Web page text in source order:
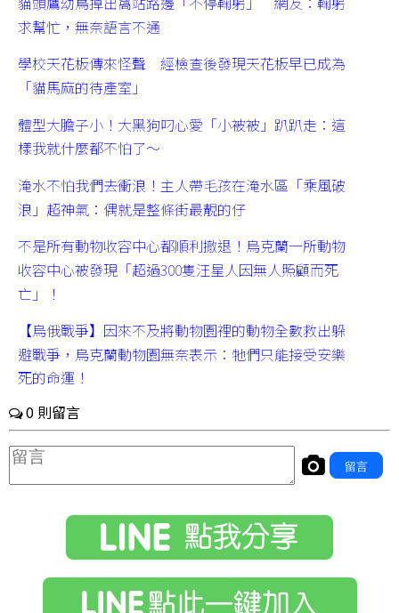
求幫忙，無奈語言不通
學校天花板傳來怪聲 經檢查後發現天花板早已成為
「貓馬麻的待產室」
體型大膽子小！大黑狗叼心愛「小被被」趴趴走：這
樣我就什麼都不怕了～
淹水不怕我們去衝浪！主人帶毛孩在淹水區「乘風破
浪」超神氣：偶就是整條街最靚的仔
不是所有動物收容中心都順利撤退！烏克蘭一所動物
收容中心被發現「超過300隻汪星人因無人照顧而死
亡」！
【烏俄戰爭】因來不及將動物園裡的動物全數救出躲
避戰爭，烏克蘭動物園無奈表示：牠們只能接受安樂
死的命運！